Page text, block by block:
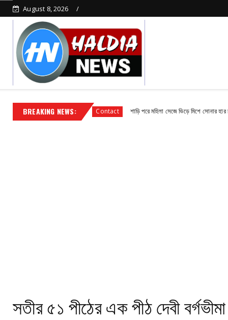
August 8, 2026
BREAKING NEWS:
বিধায়ক সুভাষ পাঁজা Contact শাড়ি পরে মহিলা সেজে ভিড়ে মিশে সোনার হার চুরি,
সতীর ৫১ পীঠের এক পীঠ দেবী বর্গভীমা